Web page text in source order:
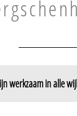
werkzaam in alle